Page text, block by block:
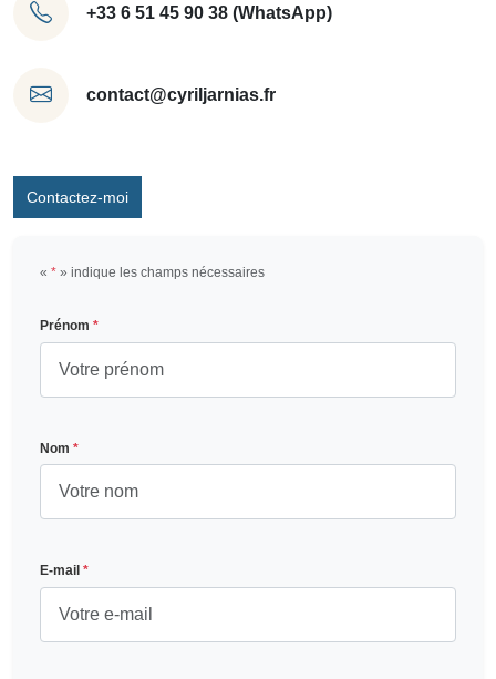
+33 6 51 45 90 38 (WhatsApp)
contact@cyriljarnias.fr
Contactez-moi
« * » indique les champs nécessaires
Prénom *
Nom *
E-mail *